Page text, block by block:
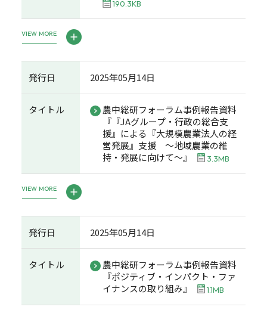
190.3KB
VIEW MORE
発行日 2025年05月14日
タイトル
農中総研フォーラム事例報告資料
『『JAグループ・行政の総合支
援』による『大規模農業法人の経
営発展』支援 ～地域農業の維
持・発展に向けて～』
3.3MB
VIEW MORE
発行日 2025年05月14日
タイトル
農中総研フォーラム事例報告資料
『ポジティブ・インパクト・ファ
イナンスの取り組み』
1.1MB